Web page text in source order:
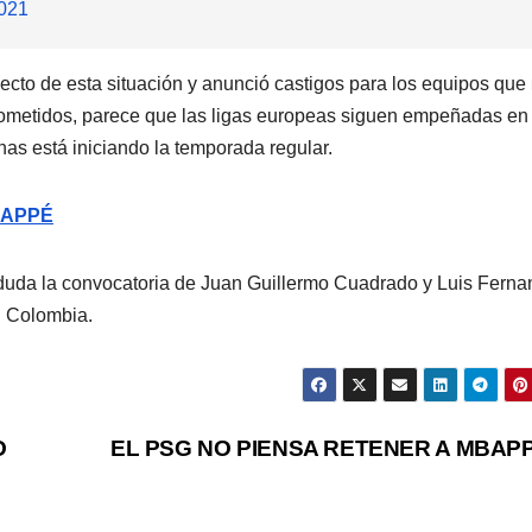
de esta situación y anunció castigos para los equipos que
parece que las ligas europeas siguen empeñadas en
está iniciando la temporada regular.
la convocatoria de Juan Guillermo Cuadrado y Luis
Colombia.
EL PSG NO PIENSA RETENER A